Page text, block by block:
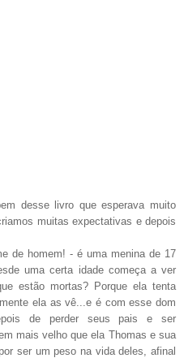
desse livro que esperava muito
muitas expectativas e depois
de homem! - é uma menina de 17
uma certa idade começa a ver
estão mortas? Porque ela tenta
ela as vê...e é com esse dom
de perder seus pais e ser
mais velho que ela Thomas e sua
ser um peso na vida deles, afinal